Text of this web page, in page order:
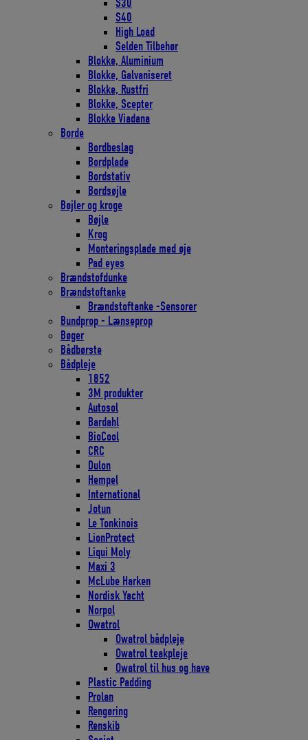
S30
S40
High Load
Selden Tilbehør
Blokke, Aluminium
Blokke, Galvaniseret
Blokke, Rustfri
Blokke, Scepter
Blokke Viadana
Borde
Bordbeslag
Bordplade
Bordstativ
Bordsøjle
Bøjler og kroge
Bøjle
Krog
Monteringsplade med øje
Pad eyes
Brændstofdunke
Brændstoftanke
Brændstoftanke -Sensorer
Bundprop - Lænseprop
Bøger
Bådbørste
Bådpleje
1852
3M produkter
Autosol
Bardahl
BioCool
CRC
Dulon
Hempel
International
Jotun
Le Tonkinois
LionProtect
Liqui Moly
Maxi 3
McLube Harken
Nordisk Yacht
Norpol
Owatrol
Owatrol bådpleje
Owatrol teakpleje
Owatrol til hus og have
Plastic Padding
Prolan
Rengøring
Renskib